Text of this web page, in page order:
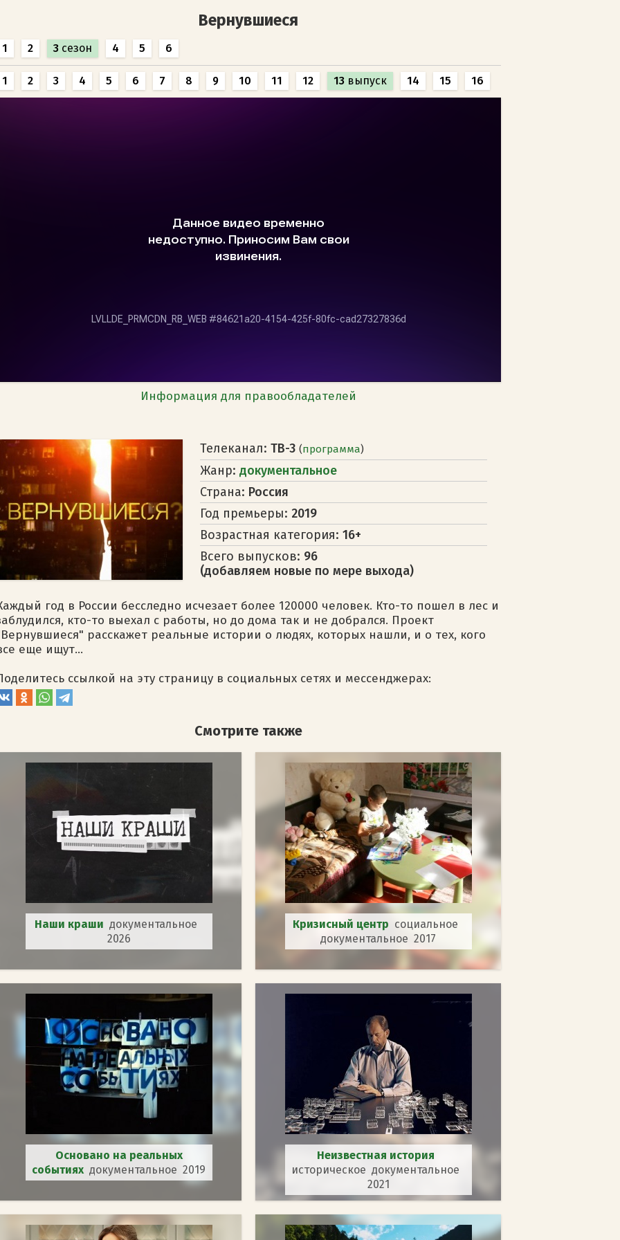
Вернувшиеся
1 2 3 сезон 4 5 6
1 2 3 4 5 6 7 8 9 10 11 12 13 выпуск 14 15 16
Информация для правообладателей
Телеканал: ТВ-3 (программа)
Жанр: документальное
Страна: Россия
Год премьеры: 2019
Возрастная категория: 16+
Всего выпусков: 96
(добавляем новые по мере выхода)
год в России бесследно исчезает более 120000 человек. Кто-то пошел в лес и
кто-то выехал с работы, но до дома так и не добрался. Проект
расскажет реальные истории о людях, которых нашли, и о тех, кого
еще ищут...
ссылкой на эту страницу в социальных сетях и мессенджерах:
Смотрите также
Наши краши документальное
2026
Кризисный центр социальное
документальное 2017
Основано на реальных
событиях документальное 2019
Неизвестная история
историческое документальное
2021